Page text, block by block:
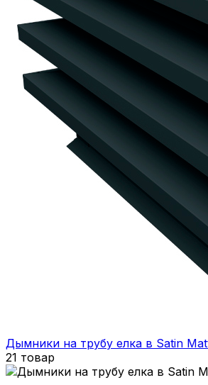
Дымники на трубу елка в Satin
21 товар